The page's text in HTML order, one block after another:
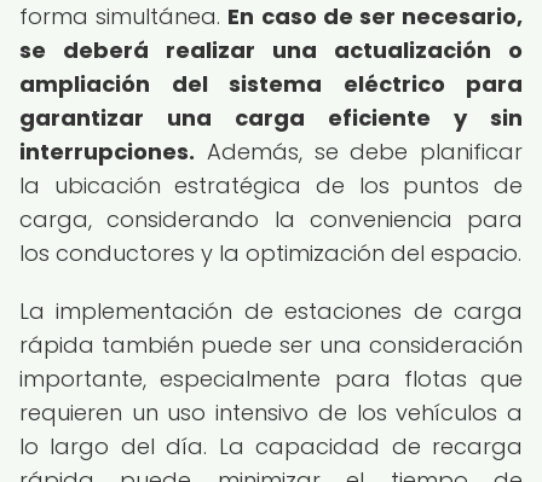
forma simultánea. En caso de ser necesario,
se deberá realizar una actualización o
ampliación del sistema eléctrico para
garantizar una carga eficiente y sin
interrupciones. Además, se debe planificar
la ubicación estratégica de los puntos de
carga, considerando la conveniencia para
los conductores y la optimización del espacio.
La implementación de estaciones de carga
rápida también puede ser una consideración
importante, especialmente para flotas que
requieren un uso intensivo de los vehículos a
lo largo del día. La capacidad de recarga